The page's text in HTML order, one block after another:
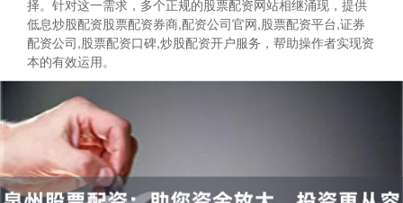
择。针对这一需求，多个正规的股票配资网站相继涌现，提供
低息炒股配资股票配资券商,配资公司官网,股票配资平台,证券
配资公司,股票配资口碑,炒股配资开户服务，帮助操作者实现资
本的有效运用。